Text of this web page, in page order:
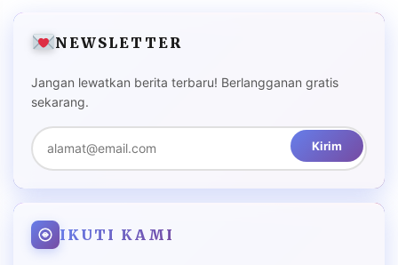
NEWSLETTER
Jangan lewatkan berita terbaru! Berlangganan gratis
sekarang.
Kirim
IKUTI KAMI